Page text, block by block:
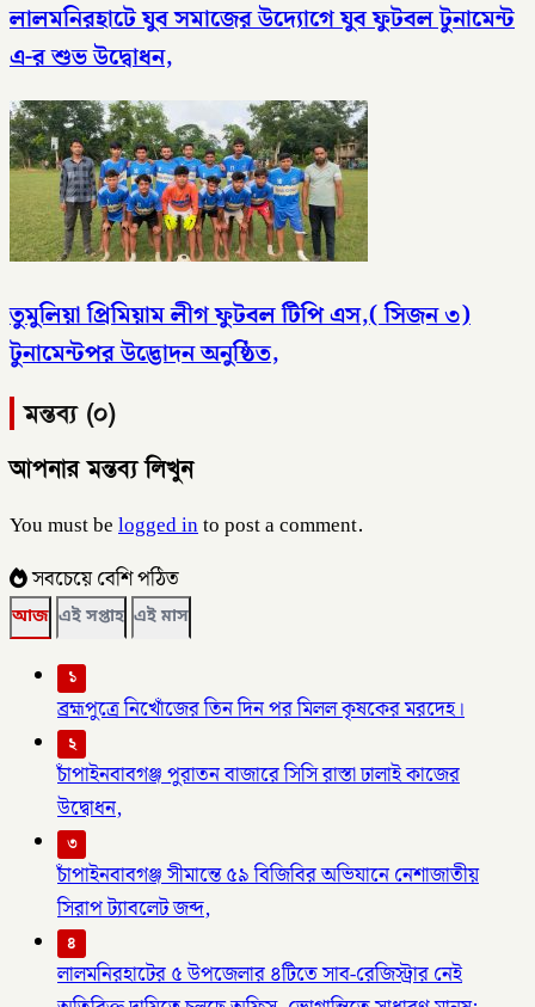
লালমনিরহাটে যুব সমাজের উদ্যোগে যুব ফুটবল টুনামেন্ট
এ-র শুভ উদ্বোধন,
তুমুলিয়া প্রিমিয়াম লীগ ফুটবল টিপি এস,( সিজন ৩)
টুনামেন্টপর উদ্ভোদন অনুষ্ঠিত,
মন্তব্য (০)
আপনার মন্তব্য লিখুন
You must belogged into post a comment.
সবচেয়ে বেশি পঠিত
আজ এই সপ্তাহ এই মাস
১
ব্রহ্মপুত্রে নিখোঁজের তিন দিন পর মিলল কৃষকের মরদেহ।
২
চাঁপাইনবাবগঞ্জ পুরাতন বাজারে সিসি রাস্তা ঢালাই কাজের
উদ্বোধন,
৩
চাঁপাইনবাবগঞ্জ সীমান্তে ৫৯ বিজিবির অভিযানে নেশাজাতীয়
সিরাপ ট্যাবলেট জব্দ,
৪
লালমনিরহাটের ৫ উপজেলার ৪টিতে সাব-রেজিস্ট্রার নেই